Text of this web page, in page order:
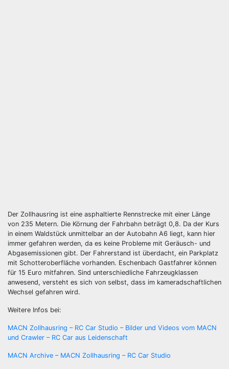
Der Zollhausring ist eine asphaltierte Rennstrecke mit einer Länge
von 235 Metern. Die Körnung der Fahrbahn beträgt 0,8. Da der Kurs
in einem Waldstück unmittelbar an der Autobahn A6 liegt, kann hier
immer gefahren werden, da es keine Probleme mit Geräusch- und
Abgasemissionen gibt. Der Fahrerstand ist überdacht, ein Parkplatz
mit Schotteroberfläche vorhanden. Eschenbach Gastfahrer können
für 15 Euro mitfahren. Sind unterschiedliche Fahrzeugklassen
anwesend, versteht es sich von selbst, dass im kameradschaftlichen
Wechsel gefahren wird.
Weitere Infos bei:
MACN Zollhausring – RC Car Studio – Bilder und Videos vom MACN
und Crawler – RC Car aus Leidenschaft
MACN Archive – MACN Zollhausring – RC Car Studio